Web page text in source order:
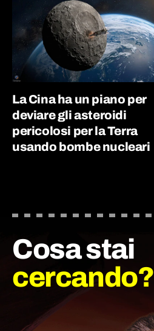
La Cina ha un piano per
deviare gli asteroidi
pericolosi per la Terra
usando bombe nucleari
Cosa stai
cercando?